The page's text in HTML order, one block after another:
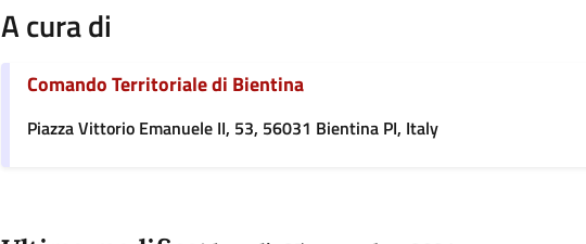
A cura di
Comando Territoriale di Bientina
Piazza Vittorio Emanuele II, 53, 56031 Bientina PI, Italy